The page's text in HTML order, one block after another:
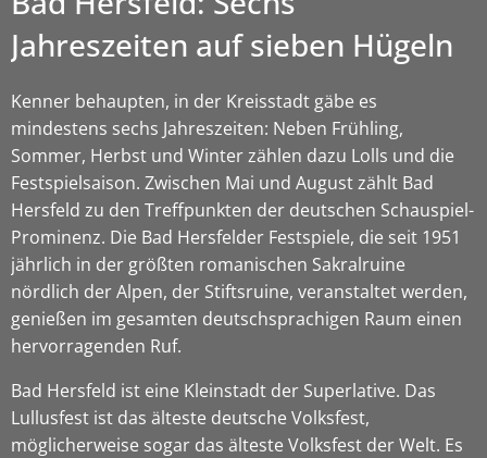
Jahreszeiten auf sieben Hügeln
Kenner behaupten, in der Kreisstadt gäbe es
mindestens sechs Jahreszeiten: Neben Frühling,
Sommer, Herbst und Winter zählen dazu Lolls und die
Festspielsaison. Zwischen Mai und August zählt Bad
Hersfeld zu den Treffpunkten der deutschen Schauspiel-
Prominenz. Die Bad Hersfelder Festspiele, die seit 1951
jährlich in der größten romanischen Sakralruine
nördlich der Alpen, der Stiftsruine, veranstaltet werden,
genießen im gesamten deutschsprachigen Raum einen
hervorragenden Ruf.
Bad Hersfeld ist eine Kleinstadt der Superlative. Das
Lullusfest ist das älteste deutsche Volksfest,
möglicherweise sogar das älteste Volksfest der Welt. Es